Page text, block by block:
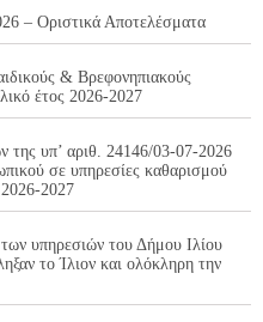
– Οριστικά Αποτελέσματα
& Βρεφονηπιακούς
έτος 2026-2027
της υπ’ αριθ. 24146/03-07-2026
σε υπηρεσίες καθαρισμού
2027
υπηρεσιών του Δήμου Ιλίου
το Ίλιον και ολόκληρη την